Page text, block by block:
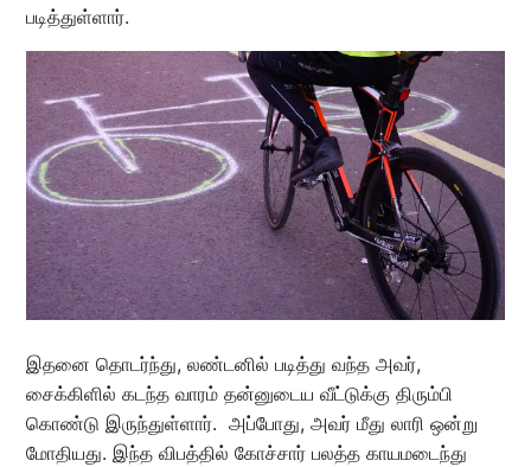
படித்துள்ளார்.
இதனை தொடர்ந்து, லண்டனில் படித்து வந்த அவர்,
சைக்கிளில் கடந்த வாரம் தன்னுடைய வீட்டுக்கு திரும்பி
கொண்டு இருந்துள்ளார். அப்போது, அவர் மீது லாரி ஒன்று
மோதியது. இந்த விபத்தில் கோச்சார் பலத்த காயமடைந்து